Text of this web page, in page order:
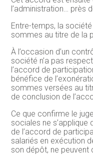
l’administration… près
Entre-temps, la
sommes au titre de la
À l’occasion d’un
société n’a pas
l’accord de
bénéfice de
sommes versées au
de conclusion de
Ce que confirme le
sociales ne
de l’accord de
salariés en exécution
son dépôt, ne peuvent